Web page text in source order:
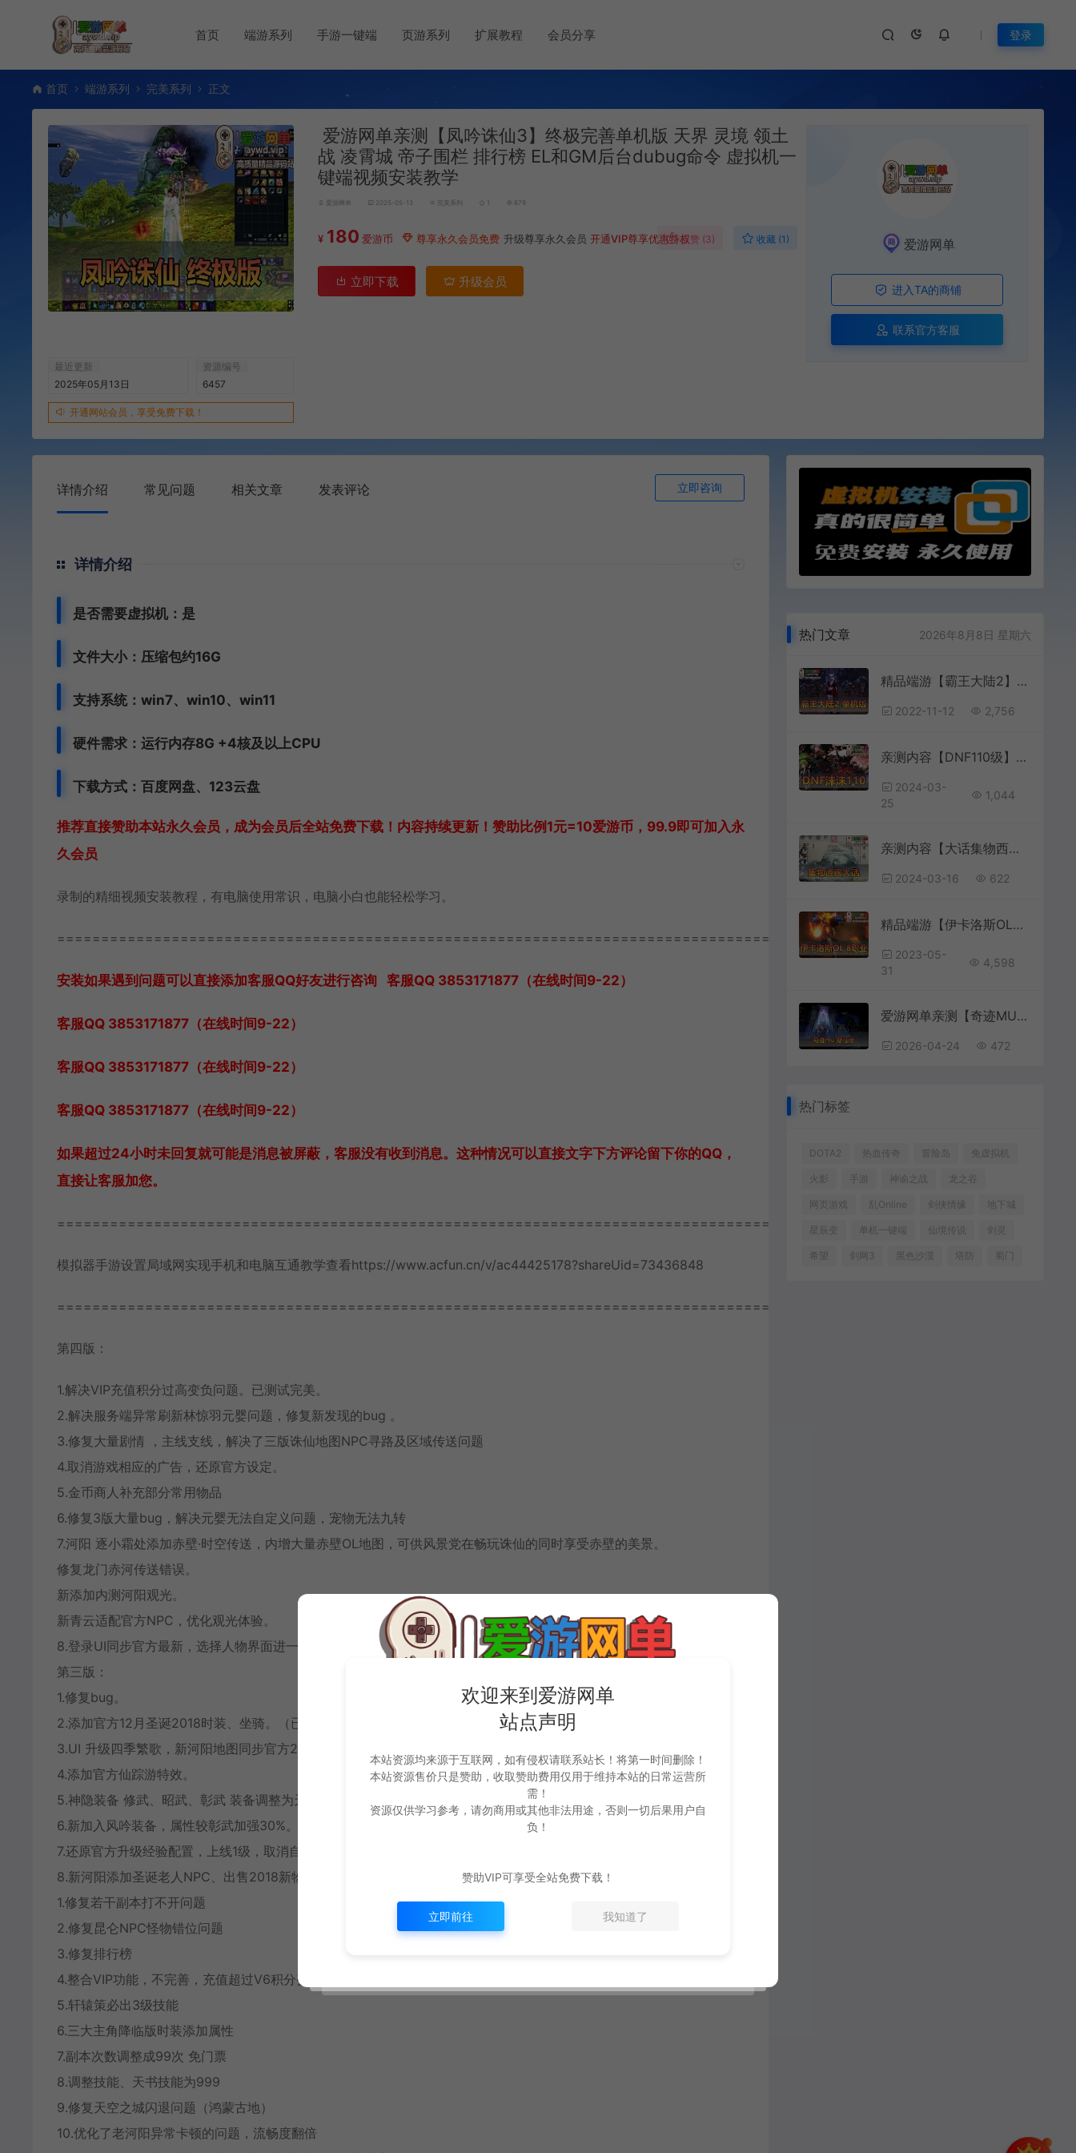
首页 端游系列 手游一键端 页游系列 扩展教程 会员分享 登录
首页 端游系列 完美系列 正文
最近更新
2025年05月13日
资源编号
6457
开通网站会员，享受免费下载！
爱游网单亲测【凤吟诛仙3】终极完善单机版 天界 灵境 领土
战 凌霄城 帝子围栏 排行榜 EL和GM后台dubug命令 虚拟机一
键端视频安装教学
爱游网单 2025-05-13 完美系列 1 879
¥ 180 爱游币 尊享永久会员免费 升级尊享永久会员 开通VIP尊享优惠特权点赞 (3) 收藏 (1)
立即下载 升级会员
爱游网单
进入TA的商铺
联系官方客服
详情介绍 常见问题 相关文章 发表评论 立即咨询
详情介绍
是否需要虚拟机：是
文件大小：压缩包约16G
支持系统：win7、win10、win11
硬件需求：运行内存8G +4核及以上CPU
下载方式： 百度网盘、 123云盘
推荐直接赞助本站永久会员，成为会员后全站免费下载！内容持续更新！赞助比例1元=10爱游币，99.9即可加入永
久会员
录制的精细视频安装教程，有电脑使用常识，电脑小白也能轻松学习。
===========================================================================================
安装如果遇到问题可以直接添加客服QQ好友进行咨询 客服QQ 3853171877（在线时间9-22）
客服QQ 3853171877（在线时间9-22）
客服QQ 3853171877（在线时间9-22）
客服QQ 3853171877（在线时间9-22）
如果超过24小时未回复就可能是消息被屏蔽，客服没有收到消息。这种情况可以直接文字下方评论留下你的QQ，
直接让客服加您。
===========================================================================================
模拟器手游设置局域网实现手机和电脑互通教学查看https://www.acfun.cn/v/ac44425178?shareUid=73436848
===========================================================================================
第四版：
1.解决VIP充值积分过高变负问题。已测试完美。
2.解决服务端异常刷新林惊羽元婴问题，修复新发现的bug 。
3.修复大量剧情 ，主线支线，解决了三版诛仙地图NPC寻路及区域传送问题
4.取消游戏相应的广告，还原官方设定。
5.金币商人补充部分常用物品
6.修复3版大量bug，解决元婴无法自定义问题，宠物无法九转
7.河阳 逐小霜处添加赤壁·时空传送，内增大量赤壁OL地图，可供风景党在畅玩诛仙的同时享受赤壁的美景。
修复龙门赤河传送错误。
新添加内测河阳观光。
新青云适配官方NPC，优化观光体验。
8.登录UI同步官方最新，选择人物界面进一步调整。
第三版：
1.修复bug。
2.添加官方12月圣诞2018时装、坐骑。（已收录官方最新所有时装）
3.UI 升级四季繁歌，新河阳地图同步官方2018动态雪景河阳。
4.添加官方仙踪游特效。
5.神隐装备 修武、昭武、彰武 装备调整为天缘胚子，调整装备等级为160级，并开放炼器+20上限 。
6.新加入风吟装备，属性较彰武加强30%。（彰武转移用）。
7.还原官方升级经验配置，上线1级，取消自动星魂，转重。（恢复官方主线，去除商业特性！保留元婴定8）
8.新河阳添加圣诞老人NPC、出售2018新物品。第二版修复说明：
1.修复若干副本打不开问题
2.修复昆仑NPC怪物错位问题
3.修复排行榜
4.整合VIP功能，不完善，充值超过V6积分变负
5.轩辕策必出3级技能
6.三大主角降临版时装添加属性
7.副本次数调整成99次 免门票
8.调整技能、天书技能为999
9.修复天空之城闪退问题（鸿蒙古地）
10.优化了老河阳异常卡顿的问题，流畅度翻倍
热门文章 2026年8月8日 星期六
精品端游【霸王大陆2】第一版单机版后台数据库刷商城币虚拟机一键端
2022-11-12 2,756
亲测内容【DNF110级】2024新版单机版110级A版龙之庭院巴卡尔攻坚战视频教学GM后台
2024-03-
25
1,044
亲测内容【大话集物西游】逍遥高清单机仿官5种族家园系统可多开GM后台视频安装教学
2024-03-16 622
精品端游【伊卡洛斯OL】8职业萝莉魔法师内置GM工具虚拟机一键端视频安装教程ICARUS单机版
2023-05-
31
4,598
爱游网单亲测【奇迹MU修仙单机版】最新整理 修仙版 8代翅膀 可转生 魔改装备合成回收系统 GM工具 虚拟机一键端视频安装教学
2026-04-24 472
热门标签
DOTA2 热血传奇 冒险岛 免虚拟机
火影 手游 神谕之战 龙之谷
网页游戏 乱Online 剑侠情缘 地下城
星辰变 单机一键端 仙境传说 剑灵
希望 剑网3 黑色沙漠 塔防 蜀门
欢迎来到爱游网单
站点声明
本站资源均来源于互联网，如有侵权请联系站长！将第一时间删除！
本站资源售价只是赞助，收取赞助费用仅用于维持本站的日常运营所
需！
资源仅供学习参考，请勿商用或其他非法用途，否则一切后果用户自
负！
赞助VIP可享受全站免费下载！
立即前往 我知道了